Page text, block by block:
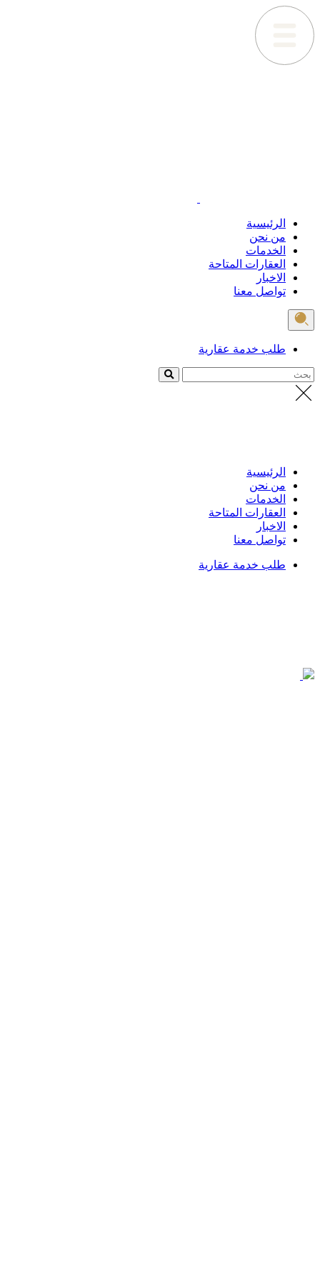
الرئيسية
من نحن
الخدمات
العقارات المتاحة
الاخبار
تواصل معنا
طلب خدمة عقارية
بحث
الرئيسية
من نحن
الخدمات
العقارات المتاحة
الاخبار
تواصل معنا
طلب خدمة عقارية